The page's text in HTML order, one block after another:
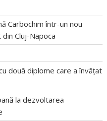
Carbochim într-un nou
Cluj-Napoca
două diplome care a învățat
la dezvoltarea